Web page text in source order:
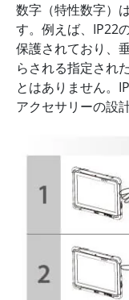
数字（特性数字）
す。例えば、IP22
保護されており、
らされる指定され
とはありません。
アクセサリーの設